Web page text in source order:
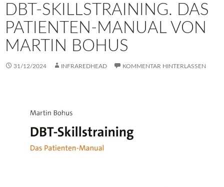
DBT-SKILLSTRAINING. DAS
PATIENTEN-MANUAL VON
MARTIN BOHUS
31/12/2024 INFRAREDHEAD KOMMENTAR HINTERLASSEN